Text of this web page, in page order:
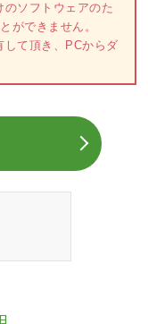
のソフトウェアのた
ができません。
して頂き、PCからダ